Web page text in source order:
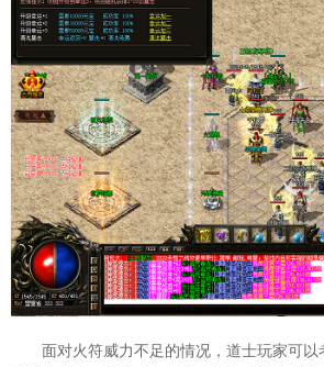
面对火符威力不足的情况，道士玩家可以